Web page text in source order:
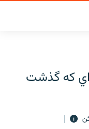
اي كه گذشت